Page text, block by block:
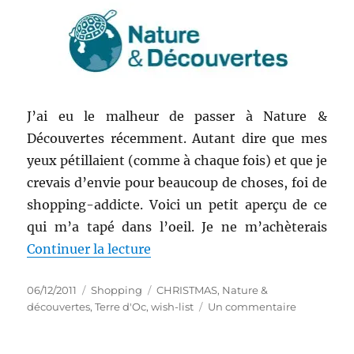
J’ai eu le malheur de passer à Nature &
Découvertes récemment. Autant dire que mes
yeux pétillaient (comme à chaque fois) et que je
crevais d’envie pour beaucoup de choses, foi de
shopping-addicte. Voici un petit aperçu de ce
qui m’a tapé dans l’oeil. Je ne m’achèterais
Continuer la lecture
Publié
le
06/12/2011 Catégories
Shopping Étiquettes
CHRISTMAS, Nature &
découvertes,Terre d'Oc,wish-list Un commentairesur